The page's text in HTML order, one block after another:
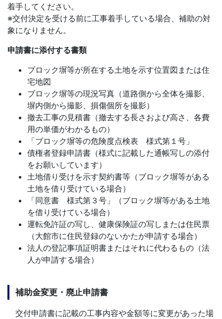
着手してください。
※交付決定を受ける前に工事着手している場合、補助の対
象になりません。
申請書に添付する書類
ブロック塀等が所在する土地を示す位置図または住
宅地図
ブロック塀等の現況写真（道路側から全体を撮影、
塀内側から撮影、損傷個所を撮影）
撤去工事の見積書（撤去する長さおよび高さ、各費
用の単価がわかるもの）
「ブロック塀等の危険度点検表 様式第１号」
債権者登録申請書（様式に記載した通帳写しの添付
をお願いしています）
土地借り受けを示す契約書等（ブロック塀等がある
土地を借り受けている場合）
「同意書 様式第３号」（ブロック塀等がある土地
を借り受けている場合）
運転免許証の写し、健康保険証の写しまたは住民票
（大館市に住民登録のないかたが申請する場合）
法人の登記事項証明書またはそれに代わるもの（法
人が申請する場合）
補助金変更・廃止申請書
交付申請書に記載の工事内容や金額等に変更があった場